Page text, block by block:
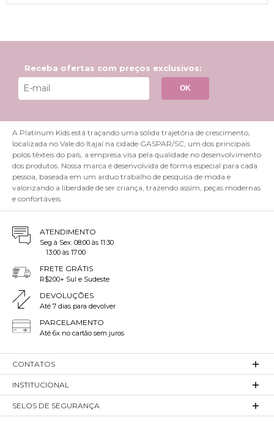
Receba ofertas com preços exclusivos:
OK
A Platinum Kids está traçando uma sólida trajetória de crescimento,
localizada no Vale do Itajaí na cidade GASPAR/SC, um dos principais
polos têxteis do país, a empresa visa pela qualidade no desenvolvimento
dos produtos. Nossa marca é desenvolvida de forma especial para cada
pessoa, baseada em um arduo trabalho de pesquisa de moda e
valorizando a liberdade de ser criança, trazendo assim, peças modernas
e confortáveis.
ATENDIMENTO
Seg à Sex: 08:00 às 11:30
13:00 às 17:00
FRETE GRÁTIS
R$200+ Sul e Sudeste
DEVOLUÇÕES
Até 7 dias para devolver
PARCELAMENTO
Até 6x no cartão sem juros
CONTATOS
INSTITUCIONAL
SELOS DE SEGURANÇA